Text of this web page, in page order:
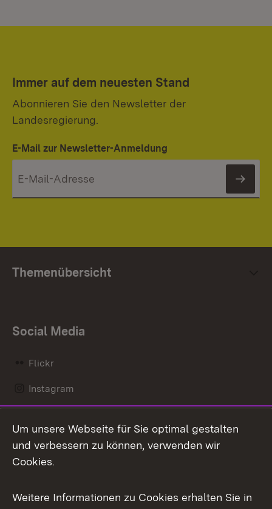
Immer auf dem neuesten Stand
Abonnieren Sie den Newsletter der
Landesregierung.
E-Mail zur Newsletter-Anmeldung
Themenübersicht
Social Media
Flickr
Instagram
Mastodon
Messenger
Social Wall
Um unsere Webseite für Sie optimal gestalten
und verbessern zu können, verwenden wir
Cookies.
Weitere Informationen zu Cookies erhalten Sie in